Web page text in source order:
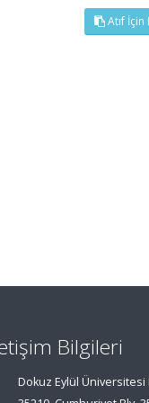
Atıf İçin
Bilgileri
Dokuz Eylül Üniversitesi